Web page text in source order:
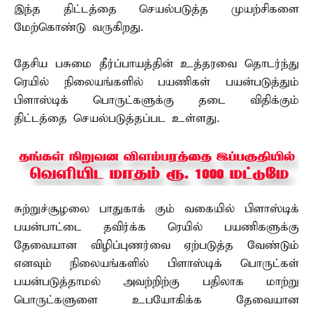
இந்த திட்டத்தை செயல்படுத்த முயற்சிகளை
மேற்கொண்டு வருகிறது.
தேசிய பசுமை தீர்ப்பாயத்தின் உத்தரவை தொடர்ந்து
ரெயில் நிலையங்களில் பயணிகள் பயன்படுத்தும்
பிளாஸ்டிக் பொருட்களுக்கு தடை விதிக்கும்
திட்டத்தை செயல்படுத்தப்பட உள்ளது.
சுற்றுச்சூழலை பாதுகாக் கும் வகையில் பிளாஸ்டிக்
பயன்பாட்டை தவிர்க்க ரெயில் பயணிகளுக்கு
தேவையான விழிப்புணர்வை ஏற்படுத்த வேண்டும்
எனவும் நிலையங்களில் பிளாஸ்டிக் பொருட்கள்
பயன்படுத்தாமல் அவற்றிற்கு பதிலாக மாற்று
பொருட்களுளை உபயோகிக்க தேவையான